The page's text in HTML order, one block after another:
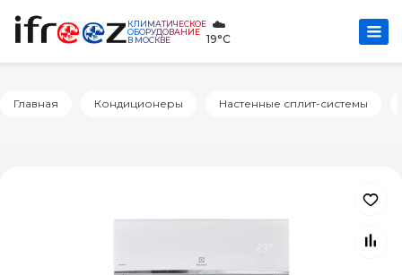
КЛИМАТИЧЕСКОЕ
ОБОРУДОВАНИЕ
В МОСКВЕ
☁️
19°C
Главная Кондиционеры Настенные сплит-системы